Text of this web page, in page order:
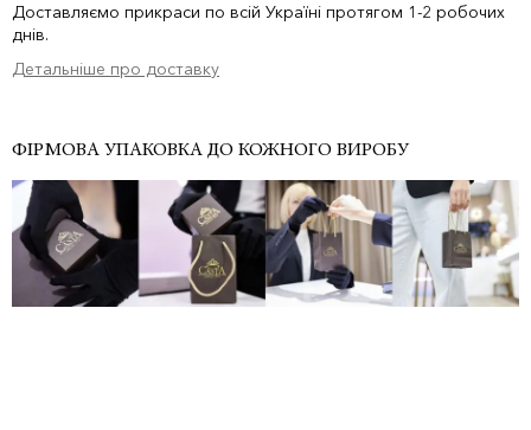
Доставляємо прикраси по всій Україні протягом 1-2 робочих
днів.
Детальніше про доставку
ФІРМОВА УПАКОВКА ДО КОЖНОГО ВИРОБУ